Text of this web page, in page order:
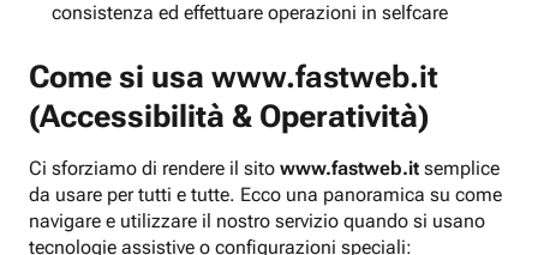
consistenza ed effettuare operazioni in selfcare
Come si usa www.fastweb.it
(Accessibilità & Operatività)
Ci sforziamo di rendere il sito www.fastweb.it semplice
da usare per tutti e tutte. Ecco una panoramica su come
navigare e utilizzare il nostro servizio quando si usano
tecnologie assistive o configurazioni speciali: